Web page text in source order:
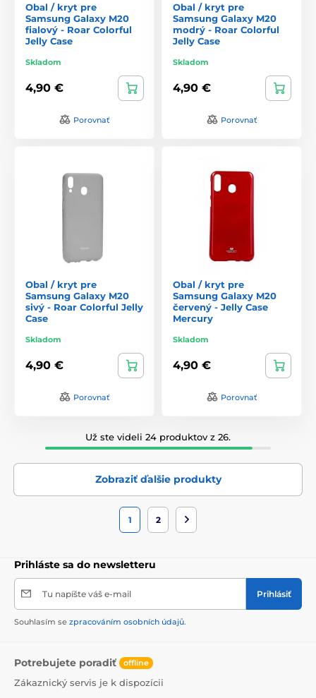
Obal / kryt pre
Samsung Galaxy M20
fialový - Roar Colorful
Jelly Case
Skladom
4,90 €
Porovnať
Obal / kryt pre
Samsung Galaxy M20
modrý - Roar Colorful
Jelly Case
Skladom
4,90 €
Porovnať
Obal / kryt pre
Samsung Galaxy M20
sivý - Roar Colorful Jelly
Case
Skladom
4,90 €
Porovnať
Obal / kryt pre
Samsung Galaxy M20
červený - Jelly Case
Mercury
Skladom
4,90 €
Porovnať
Už ste videli 24 produktov z 26.
Zobraziť ďalšie produkty
1 2
Prihláste sa do newsletteru
Tu napíšte váš e-mail Prihlásiť
Souhlasím se zpracováním osobních údajů.
Potrebujete poradiť offline
Zákaznický servis je k dispozícii